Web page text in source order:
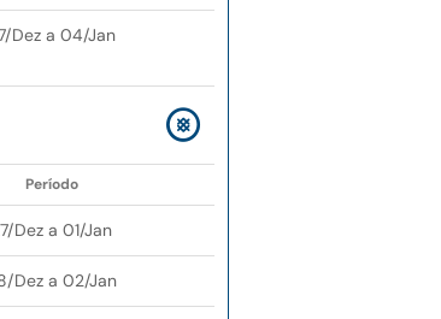
Dez a 04/Jan
Período
Dez a 01/Jan
Dez a 02/Jan